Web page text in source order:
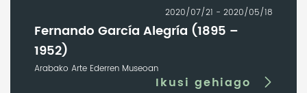
2020/07/21 - 2020/05/18
Fernando García Alegría (1895 –
1952)
Arabako Arte Ederren Museoan
Ikusi gehiago